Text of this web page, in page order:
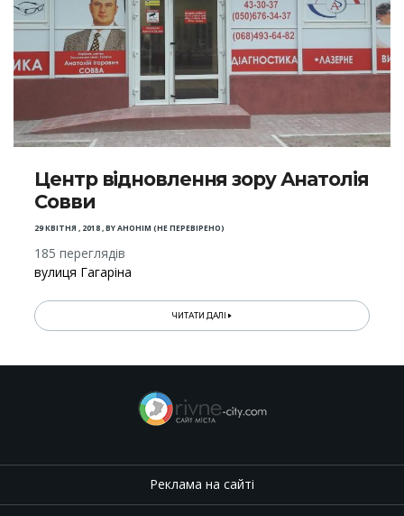
Центр відновлення зору Анатолія
Совви
29 КВІТНЯ , 2018,BYАНОНІМ (НЕ ПЕРЕВІРЕНО)
185 переглядів
вулиця Гагаріна
ЧИТАТИ ДАЛІ
Реклама на сайті